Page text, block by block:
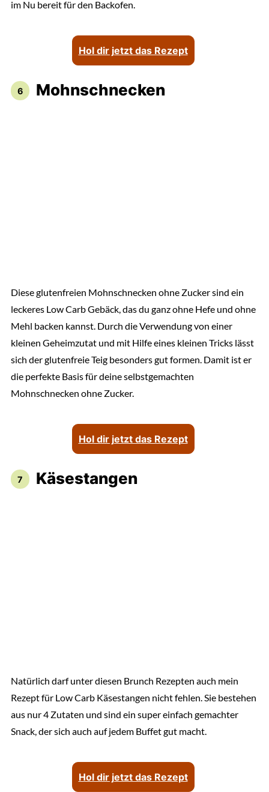
im Nu bereit für den Backofen.
Hol dir jetzt das Rezept
Mohnschnecken
Diese glutenfreien Mohnschnecken ohne Zucker sind ein
leckeres Low Carb Gebäck, das du ganz ohne Hefe und ohne
Mehl backen kannst. Durch die Verwendung von einer
kleinen Geheimzutat und mit Hilfe eines kleinen Tricks lässt
sich der glutenfreie Teig besonders gut formen. Damit ist er
die perfekte Basis für deine selbstgemachten
Mohnschnecken ohne Zucker.
Hol dir jetzt das Rezept
Käsestangen
Natürlich darf unter diesen Brunch Rezepten auch mein
Rezept für Low Carb Käsestangen nicht fehlen. Sie bestehen
aus nur 4 Zutaten und sind ein super einfach gemachter
Snack, der sich auch auf jedem Buffet gut macht.
Hol dir jetzt das Rezept